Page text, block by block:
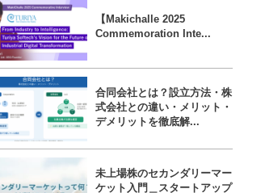
【Makichalle 2025
Commemoration Inte...
合同会社とは？設立方法・株
式会社との違い・メリット・
デメリットを徹底解...
未上場株のセカンダリーマー
ケット入門＿スタートアップ